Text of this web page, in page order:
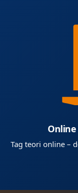
Tag teori online –